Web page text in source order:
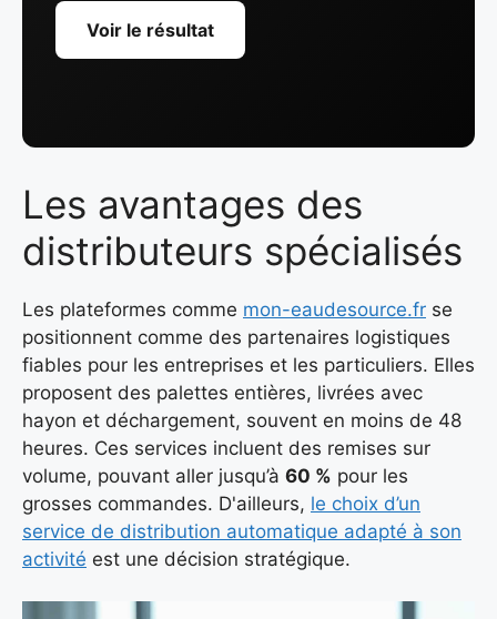
Voir le résultat
Les avantages des
distributeurs spécialisés
Les plateformes comme mon-eaudesource.fr se
positionnent comme des partenaires logistiques
fiables pour les entreprises et les particuliers. Elles
proposent des palettes entières, livrées avec
hayon et déchargement, souvent en moins de 48
heures. Ces services incluent des remises sur
volume, pouvant aller jusqu’à 60 % pour les
grosses commandes. D'ailleurs, le choix d’un
service de distribution automatique adapté à son
activité est une décision stratégique.